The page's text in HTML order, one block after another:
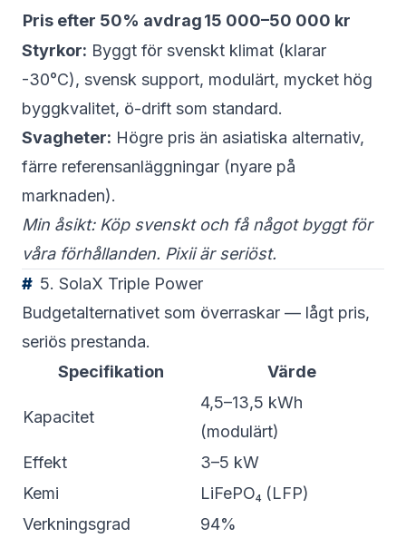
Pris efter 50% avdrag15 000–50 000 kr
Styrkor: Byggt för svenskt klimat (klarar
-30°C), svensk support, modulärt, mycket hög
byggkvalitet, ö-drift som standard.
Svagheter: Högre pris än asiatiska alternativ,
färre referensanläggningar (nyare på
marknaden).
Min åsikt: Köp svenskt och få något byggt för
våra förhållanden. Pixii är seriöst.
5. SolaX Triple Power
Budgetalternativet som överraskar — lågt pris,
seriös prestanda.
Specifikation
Värde
Kapacitet
4,5–13,5 kWh
(modulärt)
Effekt
3–5 kW
Kemi
LiFePO₄ (LFP)
Verkningsgrad
94%